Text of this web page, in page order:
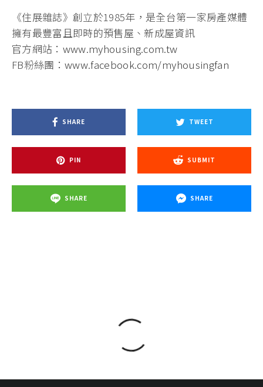
《住展雜誌》創立於1985年，是全台第一家房產媒體
擁有最豐富且即時的預售屋、新成屋資訊
官方網站： www.myhousing.com.tw
FB粉絲團：www.facebook.com/myhousingfan
SHARE TWEET
PIN SUBMIT
SHARE SHARE